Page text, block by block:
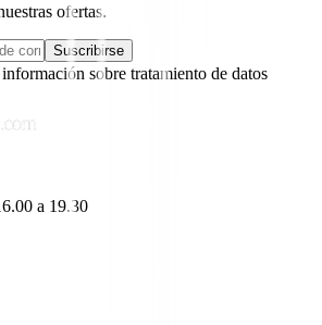
ofertas.
Suscribirse
sobre tratamiento de datos
a 19.30